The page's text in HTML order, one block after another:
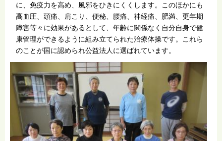
に、免疫力を高め、風邪をひきにくくします。このほかにも
高血圧、頭痛、肩こり、便秘、腰痛、神経痛、肥満、更年期
障害等々に効果があるとして、年齢に関係なく自分自身で健
康管理ができるように組み立てられた治療体操です。これら
のことが国に認められ公益法人に選ばれています。